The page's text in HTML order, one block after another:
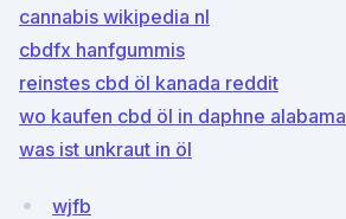
cannabis wikipedia nl
cbdfx hanfgummis
reinstes cbd öl kanada reddit
wo kaufen cbd öl in daphne alabama
was ist unkraut in öl
wjfb